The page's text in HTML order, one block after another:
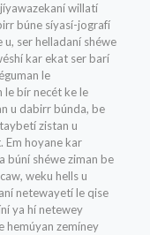
willatí
búne síyasí-jografí
ser helladaní shéwe
kar ekat ser barí
le
le bír necét ke le
u dabirr búnda, be
zistan u
Em hoyane kar
búní shéwe ziman be
weku hells u
netewayetí le qise
ya hí netewey
hemúyan zemíney